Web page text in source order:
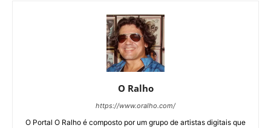
O Ralho
https://www.oralho.com/
O Portal O Ralho é composto por um grupo de artistas digitais que